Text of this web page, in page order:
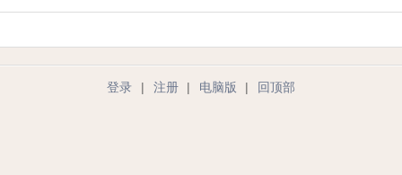
登录 | 注册 | 电脑版 | 回顶部